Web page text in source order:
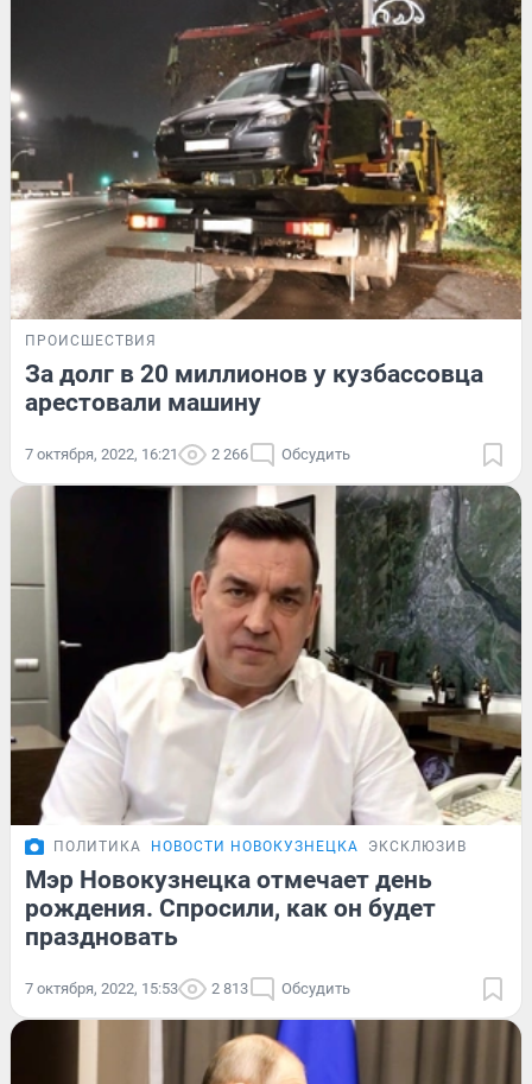
ПРОИСШЕСТВИЯ
За долг в 20 миллионов у кузбассовца
арестовали машину
7 октября, 2022, 16:21 2 266 Обсудить
ПОЛИТИКА НОВОСТИ НОВОКУЗНЕЦКА ЭКСКЛЮЗИВ
Мэр Новокузнецка отмечает день
рождения. Спросили, как он будет
праздновать
7 октября, 2022, 15:53 2 813 Обсудить